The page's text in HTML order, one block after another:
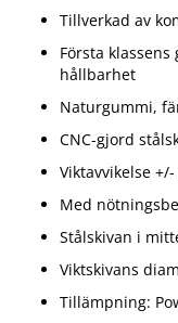
Tillverkad av
Första
hållbarhet
Naturgummi,
CNC-gjord
Viktavvikelse
Med
Stålskivan i
Viktskivans
Tillämpning: